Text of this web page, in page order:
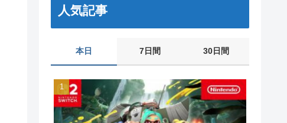
人気記事
本日 7日間 30日間